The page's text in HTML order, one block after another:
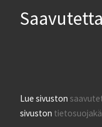
Lue sivuston
sivuston